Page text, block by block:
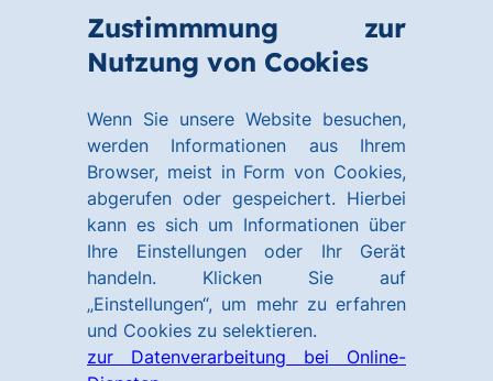
Zustimmmung zur
Nutzung von Cookies
Wenn Sie unsere Website besuchen,
werden Informationen aus Ihrem
Browser, meist in Form von Cookies,
abgerufen oder gespeichert. Hierbei
kann es sich um Informationen über
Ihre Einstellungen oder Ihr Gerät
handeln. Klicken Sie auf
„Einstellungen“, um mehr zu erfahren
und Cookies zu selektieren.
zur Datenverarbeitung bei Online-
Hauptinhalt